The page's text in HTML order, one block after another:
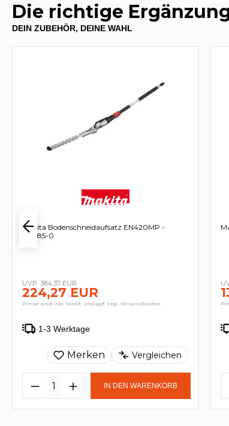
Die richtige
DEIN ZUBEHÖR, DEINE WAHL
Makita Bodenschneidaufsatz EN420MP -
197985-0
384,37 EUR
224,27 EUR
Preise sind inkl. MwSt. und ggf. zzgl. Versandkosten
1-3 Werktage
Merken Vergleichen
IN DEN WARENKORB